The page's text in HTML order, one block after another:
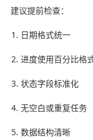
建议提前检查：
日期格式统一
进度使用百分比格
状态字段标准化
无空白或重复任务
数据结构清晰